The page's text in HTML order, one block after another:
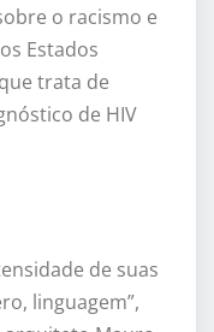
o racismo e
Estados
trata de
de HIV
de suas
linguagem”,